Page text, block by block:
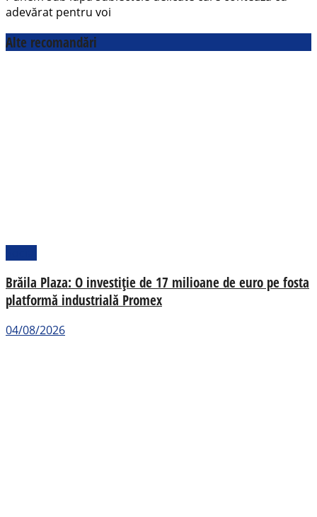
adevărat pentru voi
Alte recomandări
Brăila Plaza: O investiție de 17 milioane de euro pe fosta
platformă industrială Promex
04/08/2026